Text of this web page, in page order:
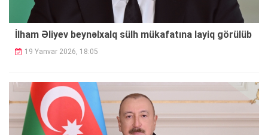
İlham Əliyev beynəlxalq sülh mükafatına layiq görülüb
19 Yanvar 2026, 18:05